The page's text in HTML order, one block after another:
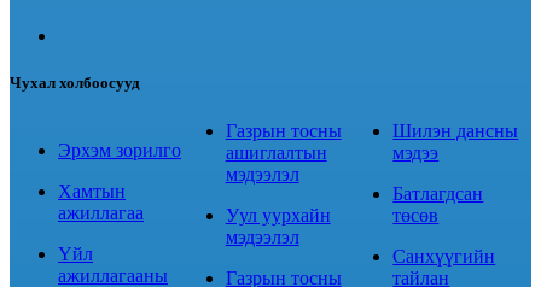
Чухал холбоосууд
Эрхэм зорилго
Хамтын
ажиллагаа
Үйл
ажиллагааны
Газрын тосны
ашиглалтын
мэдээлэл
Уул уурхайн
мэдээлэл
Газрын тосны
Шилэн дансны
мэдээ
Батлагдсан
төсөв
Санхүүгийн
тайлан